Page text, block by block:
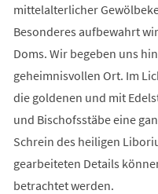
mittelalterlicher
Besonderes aufbewahrt
Doms. Wir begeben uns
geheimnisvollen Ort. Im
die goldenen und mit
und Bischofsstäbe eine
Schrein des heiligen
gearbeiteten Details
betrachtet werden.